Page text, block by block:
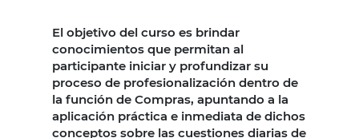
El objetivo del curso es brindar
conocimientos que permitan al
participante iniciar y profundizar su
proceso de profesionalización dentro de
la función de Compras, apuntando a la
aplicación práctica e inmediata de dichos
conceptos sobre las cuestiones diarias de